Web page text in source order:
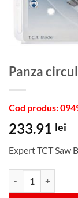
panza
Cod produs:
233.91 lei
Expert TCT Saw